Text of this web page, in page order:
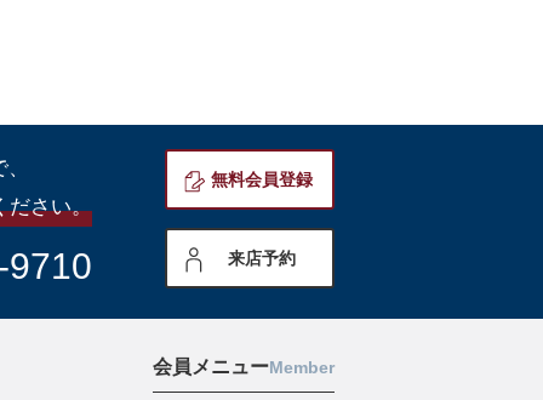
ださい。
9710
無料会員登録
来店予約
会員メニューMember